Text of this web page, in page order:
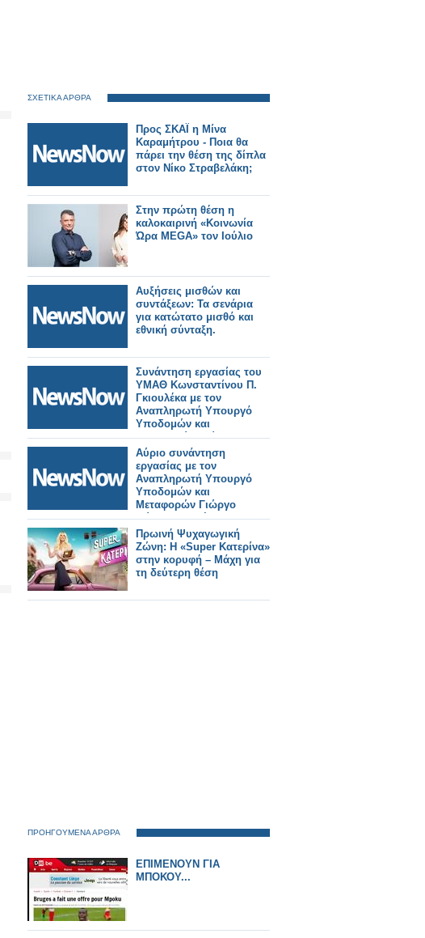
ΣΧΕΤΙΚΑ ΑΡΘΡΑ
Προς ΣΚΑΪ η Μίνα
Καραμήτρου - Ποια θα
πάρει την θέση της δίπλα
στον Νίκο Στραβελάκη;
Στην πρώτη θέση η
καλοκαιρινή «Κοινωνία
Ώρα MEGA» τον Ιούλιο
Αυξήσεις μισθών και
συντάξεων: Τα σενάρια
για κατώτατο μισθό και
εθνική σύνταξη.
Συνάντηση εργασίας του
ΥΜΑΘ Κωνσταντίνου Π.
Γκιουλέκα με τον
Αναπληρωτή Υπουργό
Υποδομών και
Μεταφορών Γιώργο
Κώτσηρα.
Αύριο συνάντηση
εργασίας με τον
Αναπληρωτή Υπουργό
Υποδομών και
Μεταφορών Γιώργο
Κώτσηρα θα έχει ο
Κωνσταντίνος
Γκιουλέκας.
Πρωινή Ψυχαγωγική
Ζώνη: Η «Super Κατερίνα»
στην κορυφή – Μάχη για
τη δεύτερη θέση
ΠΡΟΗΓΟΥΜΕΝΑ ΑΡΘΡΑ
ΕΠΙΜΕΝΟΥΝ ΓΙΑ
ΜΠΟΚΟΥ...